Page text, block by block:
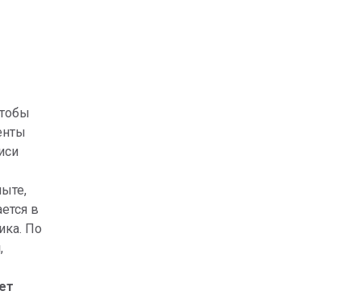
в
По